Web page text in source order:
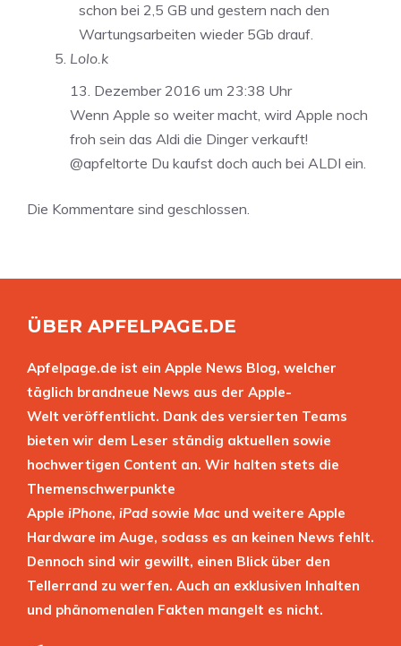
schon bei 2,5 GB und gestern nach den
Wartungsarbeiten wieder 5Gb drauf.
Lolo.k
13. Dezember 2016 um 23:38 Uhr
Wenn Apple so weiter macht, wird Apple noch
froh sein das Aldi die Dinger verkauft!
@apfeltorte Du kaufst doch auch bei ALDI ein.
Die Kommentare sind geschlossen.
ÜBER APFELPAGE.DE
Apfelpage.de ist ein Apple News Blog, welcher
täglich brandneue News aus der Apple-
Welt veröffentlicht. Dank des versierten Teams
bieten wir dem Leser ständig aktuellen sowie
hochwertigen Content an. Wir halten stets die
Themenschwerpunkte
Apple iPhone, iPad sowie Mac und weitere Apple
Hardware im Auge, sodass es an keinen News fehlt.
Dennoch sind wir gewillt, einen Blick über den
Tellerrand zu werfen. Auch an exklusiven Inhalten
und phänomenalen Fakten mangelt es nicht.